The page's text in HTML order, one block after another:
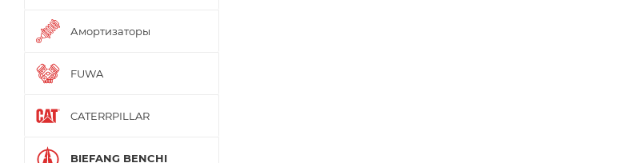
Амортизаторы
FUWA
CATERRPILLAR
BIEFANG BENCHI